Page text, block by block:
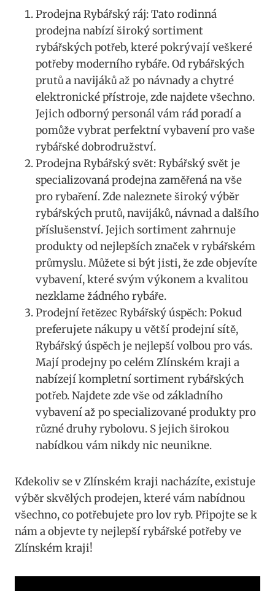
Prodejna Rybářský‌ ráj: Tato rodinná
‌prodejna⁢ nabízí široký sortiment
rybářských potřeb, které pokrývají⁤ veškeré
potřeby moderního⁤ rybáře. Od​ rybářských⁢
prutů a navijáků až⁤ po návnady ​a chytré
elektronické přístroje, zde najdete všechno.
Jejich odborný personál vám‍ rád poradí a
pomůže vybrat perfektní vybavení pro vaše⁤
rybářské ​dobrodružství.
Prodejna ⁢Rybářský ‌svět: Rybářský ‍svět ⁤je
specializovaná prodejna zaměřená na vše
⁣pro ‍rybaření. Zde naleznete⁢ široký výběr
‌rybářských ‍prutů, navijáků, návnad⁢ a dalšího
příslušenství. Jejich‌ sortiment zahrnuje
produkty od‌ nejlepších ​značek v rybářském
⁢průmyslu. Můžete si být jisti,​ že zde⁤ objevíte
vybavení, které‌ svým výkonem ⁣a kvalitou
nezklame ⁢žádného⁤ rybáře.
Prodejní⁤ řetězec ‍Rybářský úspěch: Pokud
preferujete nákupy⁢ u větší prodejní​ sítě,
Rybářský úspěch ‌je‌ nejlepší‍ volbou pro ‌vás.‌
Mají prodejny po‌ celém Zlínském kraji a​
nabízejí kompletní ​sortiment rybářských
potřeb. Najdete zde vše ​od základního
vybavení až po specializované produkty pro
‌různé druhy‌ rybolovu. S jejich širokou
nabídkou vám nikdy nic⁣ neunikne.
Kdekoliv se v Zlínském kraji⁢ nacházíte, existuje
výběr skvělých ⁢prodejen,‌ které vám ‍nabídnou
všechno,⁤ co potřebujete pro lov ryb. Připojte​ se k
⁣nám a‌ objevte ty nejlepší rybářské potřeby​ ve
Zlínském kraji!